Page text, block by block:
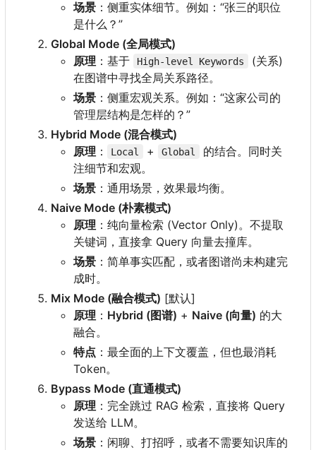
场景 ：侧重实体细节。例如：“张三的职位
是什么？”
Global Mode (全局模式)
原理 ：基于 High-level Keywords
(关系)
在图谱中寻找全局关系路径。
场景 ：侧重宏观关系。例如：“这家公司的
管理层结构是怎样的？”
Hybrid Mode (混合模式)
原理 ： Local + Global
的结合。同时关
注细节和宏观。
场景 ：通用场景，效果最均衡。
Naive Mode (朴素模式)
原理 ：纯向量检索 (Vector Only)。不提取
关键词，直接拿 Query 向量去撞库。
场景 ：简单事实匹配，或者图谱尚未构建完
成时。
Mix Mode (融合模式) [默认]
原理 ： Hybrid (图谱) + Naive (向量) 的大
融合。
特点 ：最全面的上下文覆盖，但也最消耗
Token。
Bypass Mode (直通模式)
原理 ：完全跳过 RAG 检索，直接将 Query
发送给 LLM。
场景 ：闲聊、打招呼，或者不需要知识库的